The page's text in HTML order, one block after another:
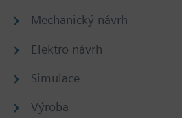
Mechanický návrh
Elektro návrh
Simulace
Výroba